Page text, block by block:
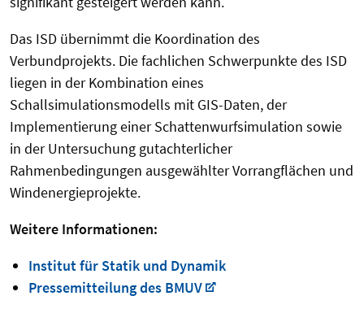
Das ISD übernimmt die Koordination des
Verbundprojekts. Die fachlichen Schwerpunkte des ISD
liegen in der Kombination eines
Schallsimulationsmodells mit GIS-Daten, der
Implementierung einer Schattenwurfsimulation sowie
in der Untersuchung gutachterlicher
Rahmenbedingungen ausgewählter Vorrangflächen und
Windenergieprojekte.
Weitere Informationen:
Institut für Statik und Dynamik
Pressemitteilung des BMUV